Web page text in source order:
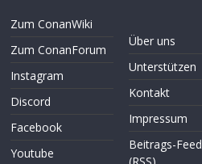
Zum ConanWiki
Zum ConanForum
Instagram
Discord
Facebook
Youtube
Über uns
Unterstützen
Kontakt
Impressum
Beitrags-Feed
(RSS)